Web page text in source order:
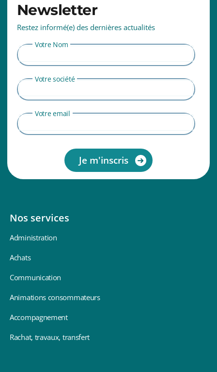
Newsletter
Restez informé(e) des dernières actualités
Votre Nom
Votre société
Votre email
Nos services
Administration
Achats
Communication
Animations consommateurs
Accompagnement
Rachat, travaux, transfert